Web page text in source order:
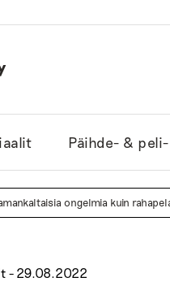
Päihde- &
ongelmia kuin
- 29.08.2022